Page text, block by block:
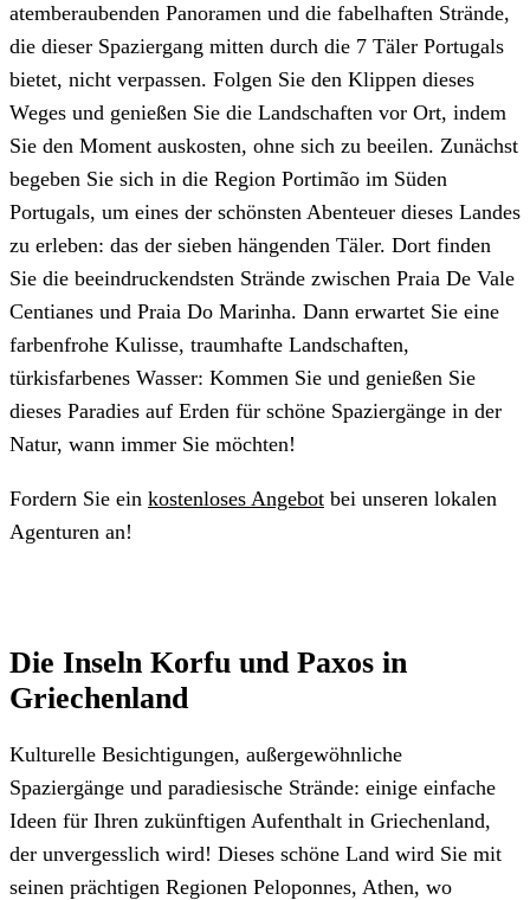
atemberaubenden Panoramen und die fabelhaften Strände,
die dieser Spaziergang mitten durch die 7 Täler Portugals
bietet, nicht verpassen. Folgen Sie den Klippen dieses
Weges und genießen Sie die Landschaften vor Ort, indem
Sie den Moment auskosten, ohne sich zu beeilen. Zunächst
begeben Sie sich in die Region Portimão im Süden
Portugals, um eines der schönsten Abenteuer dieses Landes
zu erleben: das der sieben hängenden Täler. Dort finden
Sie die beeindruckendsten Strände zwischen Praia De Vale
Centianes und Praia Do Marinha. Dann erwartet Sie eine
farbenfrohe Kulisse, traumhafte Landschaften,
türkisfarbenes Wasser: Kommen Sie und genießen Sie
dieses Paradies auf Erden für schöne Spaziergänge in der
Natur, wann immer Sie möchten!
Fordern Sie ein kostenloses Angebot bei unseren lokalen
Agenturen an!
Die Inseln Korfu und Paxos in
Griechenland
Kulturelle Besichtigungen, außergewöhnliche
Spaziergänge und paradiesische Strände: einige einfache
Ideen für Ihren zukünftigen Aufenthalt in Griechenland,
der unvergesslich wird! Dieses schöne Land wird Sie mit
seinen prächtigen Regionen Peloponnes, Athen, wo